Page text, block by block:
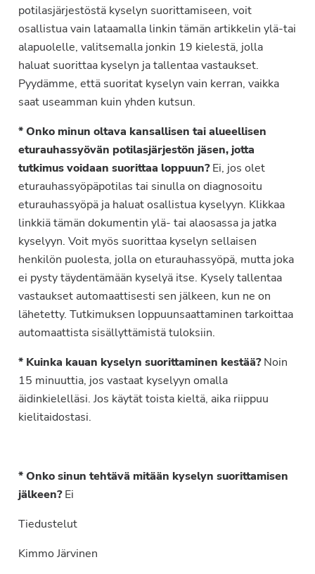
potilasjärjestöstä kyselyn suorittamiseen, voit
osallistua vain lataamalla linkin tämän artikkelin ylä-tai
alapuolelle, valitsemalla jonkin 19 kielestä, jolla
haluat suorittaa kyselyn ja tallentaa vastaukset.
Pyydämme, että suoritat kyselyn vain kerran, vaikka
saat useamman kuin yhden kutsun.
* Onko minun oltava kansallisen tai alueellisen
eturauhassyövän potilasjärjestön jäsen, jotta
tutkimus voidaan suorittaa loppuun?Ei, jos olet
eturauhassyöpäpotilas tai sinulla on diagnosoitu
eturauhassyöpä ja haluat osallistua kyselyyn. Klikkaa
linkkiä tämän dokumentin ylä- tai alaosassa ja jatka
kyselyyn. Voit myös suorittaa kyselyn sellaisen
henkilön puolesta, jolla on eturauhassyöpä, mutta joka
ei pysty täydentämään kyselyä itse. Kysely tallentaa
vastaukset automaattisesti sen jälkeen, kun ne on
lähetetty. Tutkimuksen loppuunsaattaminen tarkoittaa
automaattista sisällyttämistä tuloksiin.
* Kuinka kauan kyselyn suorittaminen kestää?Noin
15 minuuttia, jos vastaat kyselyyn omalla
äidinkielelläsi. Jos käytät toista kieltä, aika riippuu
kielitaidostasi.
* Onko sinun tehtävä mitään kyselyn suorittamisen
jälkeen?Ei
Tiedustelut
Kimmo Järvinen